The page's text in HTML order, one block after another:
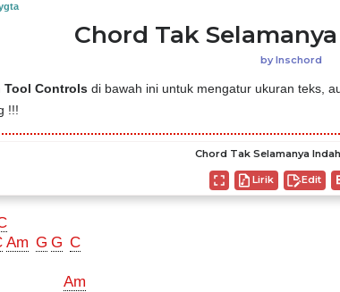
Chord Tak
byInschord
Tool Controls di bawah ini untuk mengatur ukuran teks,
!!!
Chord Tak Selamanya
Lirik Edit
Am G G C
Am